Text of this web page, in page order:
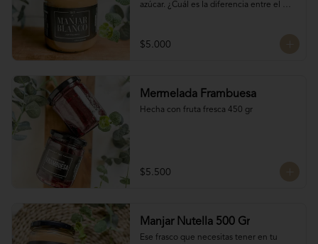
azúcar. ¿Cuál es la diferencia entre el
El manjar tradicional, al tener mayor
tiempo de cocción tiene un sabor más
duración pero esto a la vez hace que sea
un sabor más suave y artesanal, más de
$5.000
Mermelada Frambuesa
Hecha con fruta fresca 450 gr
$5.500
Manjar Nutella 500 Gr
Ese frasco que necesitas tener en tu